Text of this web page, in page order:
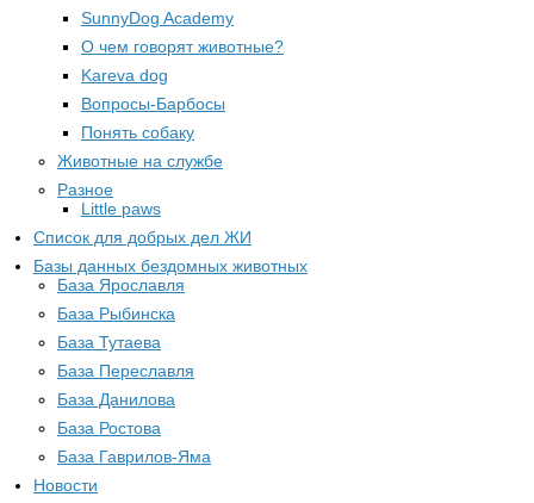
SunnyDog Academy
О чем говорят животные?
Kareva dog
Вопросы-Барбосы
Понять собаку
Животные на службе
Разное
Little paws
Список для добрых дел ЖИ
Базы данных бездомных животных
База Ярославля
База Рыбинска
База Тутаева
База Переславля
База Данилова
База Ростова
База Гаврилов-Яма
Новости